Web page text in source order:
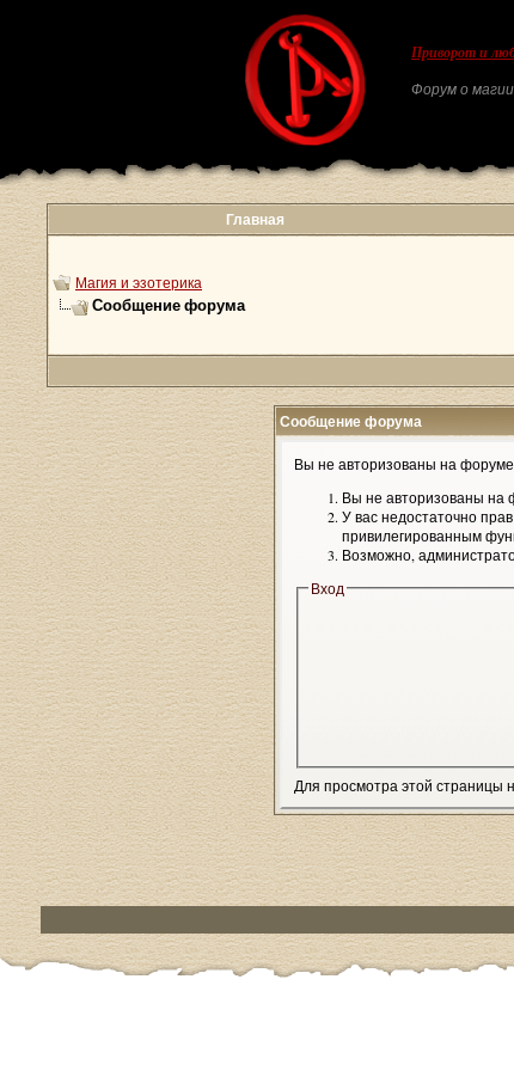
Приворот и
Форум о магии
Главная
Магия и эзотерика
Сообщение форума
Сообщение форума
Вы не авторизованы на форуме
Вы не авторизованы на
У вас недостаточно
привилегированным
Возможно,
Вход
Для просмотра этой страницы